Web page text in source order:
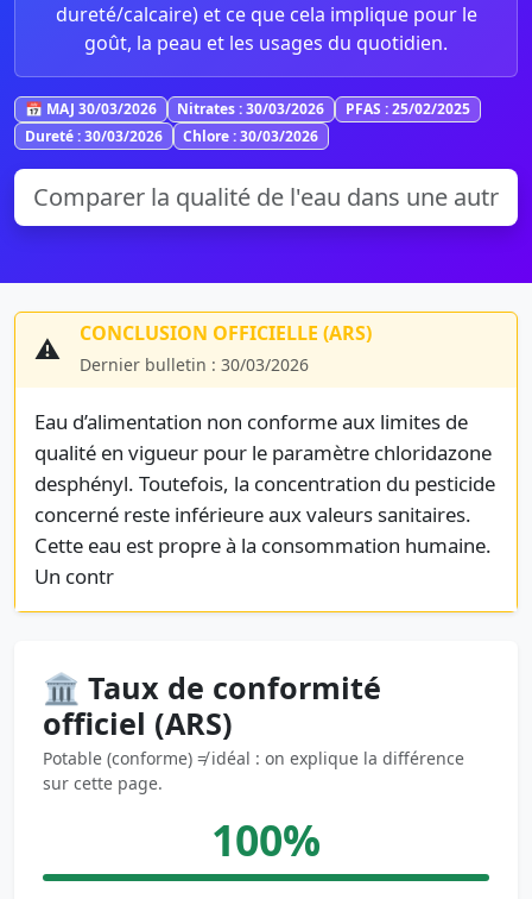
dureté/calcaire) et ce que cela implique pour le
goût, la peau et les usages du quotidien.
📅 MAJ 30/03/2026 Nitrates : 30/03/2026
PFAS : 25/02/2025
Dureté : 30/03/2026
Chlore : 30/03/2026
⚠️ CONCLUSION OFFICIELLE (ARS)
Dernier bulletin : 30/03/2026
Eau d’alimentation non conforme aux limites de
qualité en vigueur pour le paramètre chloridazone
desphényl. Toutefois, la concentration du pesticide
concerné reste inférieure aux valeurs sanitaires.
Cette eau est propre à la consommation humaine.
Un contr
🏛️ Taux de conformité
officiel (ARS)
Potable (conforme) ≠ idéal : on explique la différence
sur cette page.
100%